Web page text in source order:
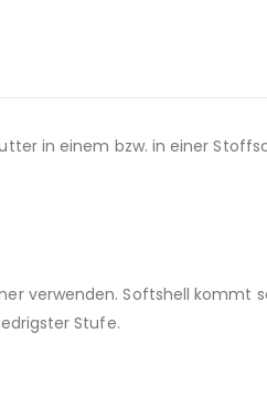
in einem bzw. in einer
verwenden. Softshell
Stufe.